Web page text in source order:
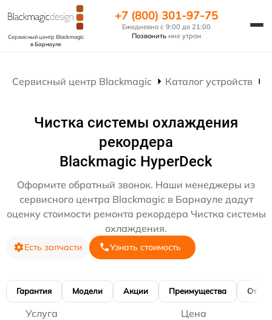
Сервисный центр Blackmagic
в Барнауле
+7 (800) 301-97-75
Ежедневно с 9:00 до 21:00
Позвонить мне утром
Сервисный центр Blackmagic Каталог устройств
Чистка системы охлаждения
рекордера
Blackmagic HyperDeck
Оформите обратный звонок. Наши менеджеры из
сервисного центра Blackmagic в Барнауле дадут
оценку стоимости ремонта рекордера Чистка системы
охлаждения.
Есть запчасти Узнать стоимость
Гарантия Модели Акции Преимущества
Услуга Цена